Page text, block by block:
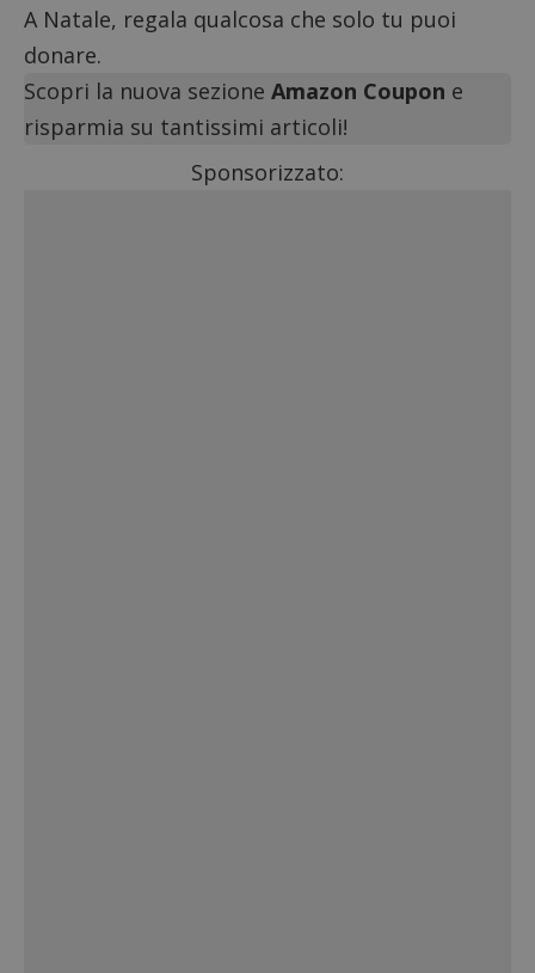
A Natale, regala qualcosa che solo tu puoi
donare.
Scopri la nuova sezione Amazon Coupon e
risparmia su tantissimi articoli!
Sponsorizzato: